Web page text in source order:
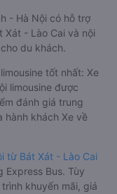
- Hà Nội có hỗ trợ
Xát - Lào Cai và nội
du khách.
tốt nhất: Xe
limousine được
đánh giá trung
khách Xe về
từ Bát Xát - Lào Cai
Express Bus. Tùy
khuyến mãi, giá